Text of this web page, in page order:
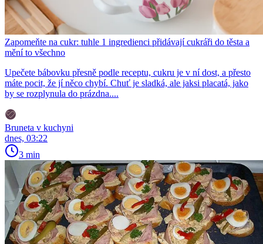
Zapomeňte na cukr: tuhle 1 ingredienci přidávají cukráři do těsta a
mění to všechno
Upečete bábovku přesně podle receptu, cukru je v ní dost, a přesto
máte pocit, že jí něco chybí. Chuť je sladká, ale jaksi placatá, jako
by se rozplynula do prázdna....
Bruneta v kuchyni
dnes, 03:22
3 min